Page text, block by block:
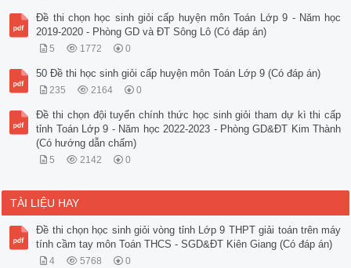
Đề thi chọn học sinh giỏi cấp huyện môn Toán Lớp 9 - Năm học
2019-2020 - Phòng GD và ĐT Sông Lô (Có đáp án)
5 1772 0
50 Đề thi học sinh giỏi cấp huyện môn Toán Lớp 9 (Có đáp án)
235 2164 0
Đề thi chọn đội tuyển chính thức học sinh giỏi tham dự kì thi cấp
tỉnh Toán Lớp 9 - Năm học 2022-2023 - Phòng GD&ĐT Kim Thành
(Có hướng dẫn chấm)
5 2142 0
TÀI LIỆU HAY
Đề thi chọn học sinh giỏi vòng tỉnh Lớp 9 THPT giải toán trên máy
tính cầm tay môn Toán THCS - SGD&ĐT Kiên Giang (Có đáp án)
4 5768 0